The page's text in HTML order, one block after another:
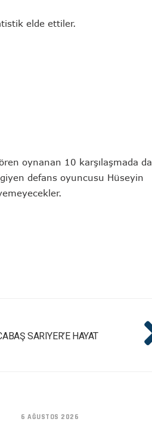
elde ettiler.
oynanan 10 karşılaşmada da
defans oyuncusu Hüseyin
SARIYER’E HAYAT
6 AĞUSTOS 2026